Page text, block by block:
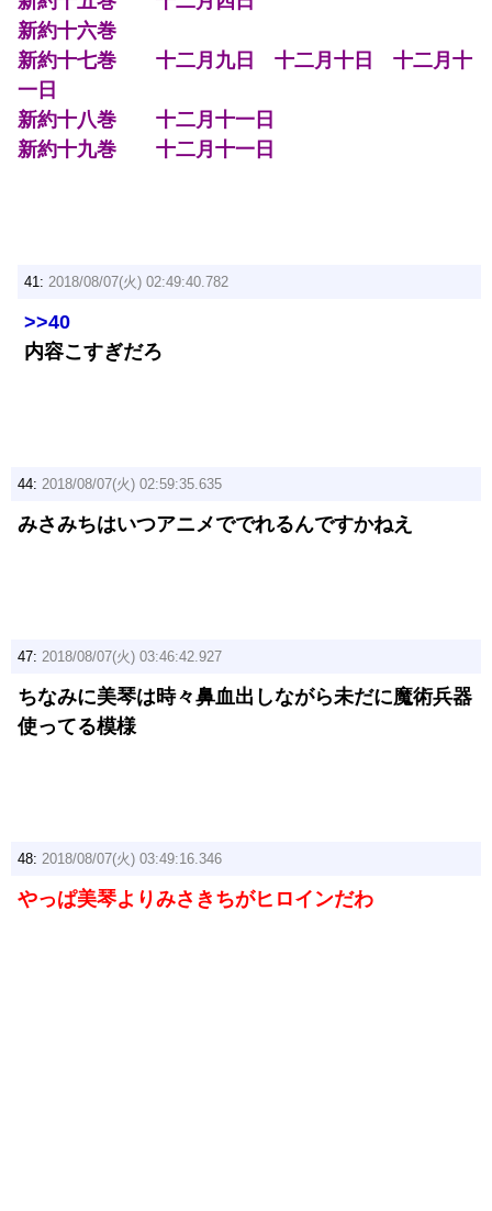
新約十六巻
新約十七巻 十二月九日 十二月十日 十二月十
一日
新約十八巻 十二月十一日
新約十九巻 十二月十一日
41: 2018/08/07(火) 02:49:40.782
>>40
内容こすぎだろ
44: 2018/08/07(火) 02:59:35.635
みさみちはいつアニメででれるんですかねえ
47: 2018/08/07(火) 03:46:42.927
ちなみに美琴は時々鼻血出しながら未だに魔術兵器
使ってる模様
48: 2018/08/07(火) 03:49:16.346
やっぱ美琴よりみさきちがヒロインだわ